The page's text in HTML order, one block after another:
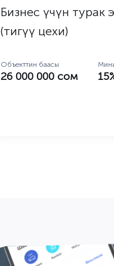
Бизнес үчүн турак
(тигүү цехи)
Объекттин баасы
26 000 000 сом